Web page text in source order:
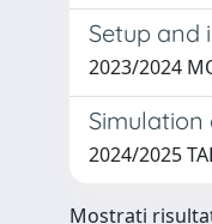
Setup and
2023/2024
2024/2025
Mostrati